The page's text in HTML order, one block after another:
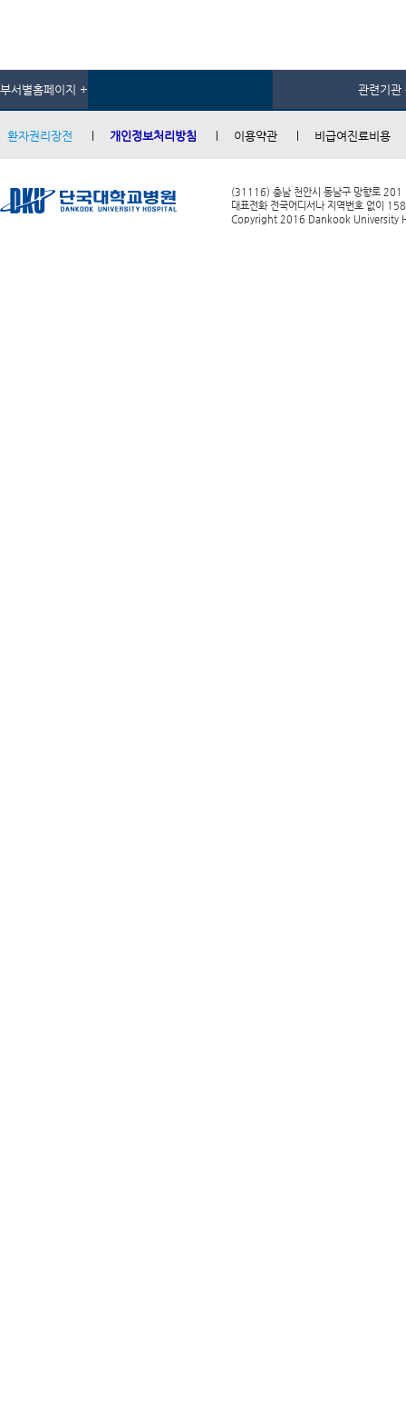
부서별홈페이지 + 관련기관
환자권리장전 개인정보처리방침 이용약관 비급여진료비용
(31116) 충남 천안시 동남구 망향로 201
대표전화 전국어디서나 지역번호 없이
Copyright 2016 Dankook University